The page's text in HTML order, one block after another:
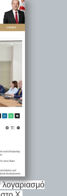
λογαριασμό